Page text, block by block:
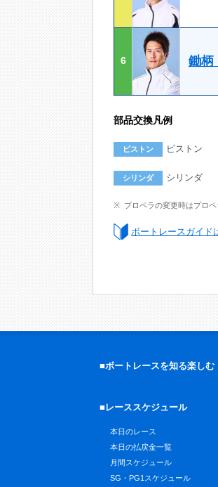
6 鋤
部品交換凡例
ピストン ピストン
シリンダ シリンダ
プロペラの変更時はプロ
ボートレースガイド
■ボートレースを知る楽しむ
■レーススケジュール
本日のレース
本日の払戻金一覧
月間スケジュール
SG・PG1スケジュール